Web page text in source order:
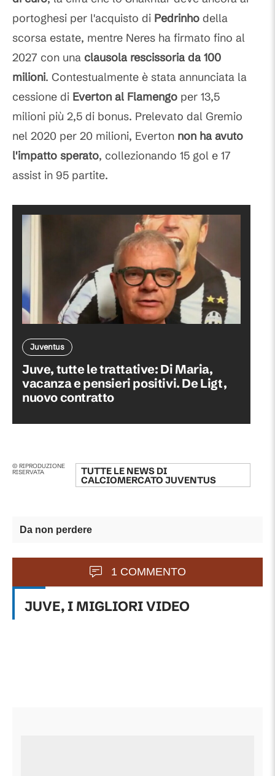
portoghesi per l'acquisto di Pedrinho della
scorsa estate, mentre Neres ha firmato fino al
2027 con una clausola rescissoria da 100
milioni. Contestualmente è stata annunciata la
cessione di Everton al Flamengo per 13,5
milioni più 2,5 di bonus. Prelevato dal Gremio
nel 2020 per 20 milioni, Everton non ha avuto
l'impatto sperato, collezionando 15 gol e 17
assist in 95 partite.
Juventus
Juve, tutte le trattative: Di Maria,
vacanza e pensieri positivi. De Ligt,
nuovo contratto
© RIPRODUZIONE
RISERVATA TUTTE LE NEWS DI
CALCIOMERCATO JUVENTUS
Da non perdere
1 COMMENTO
JUVE, I MIGLIORI VIDEO